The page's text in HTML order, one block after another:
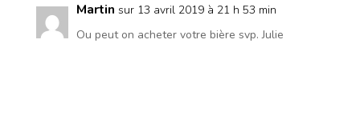
Martin sur 13 avril 2019 à 21 h 53 min
Ou peut on acheter votre bière svp. Julie